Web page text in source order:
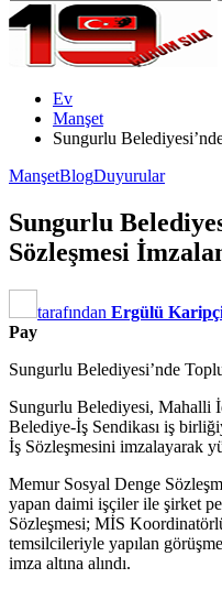
Ev
Manşet
Sungurlu
ManşetBlogDuyurular
Sungurlu
Sözleşmesi
tarafından Ergülü
Pay
Sungurlu Belediyesi’nde
Sungurlu Belediyesi, Mahalli
Belediye-İş Sendikası iş
İş Sözleşmesini imzalayarak
Memur Sosyal Denge
yapan daimi işçiler ile şirket
Sözleşmesi; MİS
temsilcileriyle yapılan
imza altına alındı.